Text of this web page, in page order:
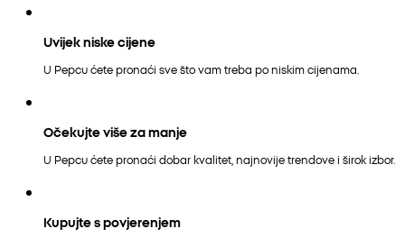
Uvijek niske cijene
U Pepcu ćete pronaći sve što vam treba po niskim cijenama.
Očekujte više za manje
U Pepcu ćete pronaći dobar kvalitet, najnovije trendove i širok izbor.
Kupujte s povjerenjem